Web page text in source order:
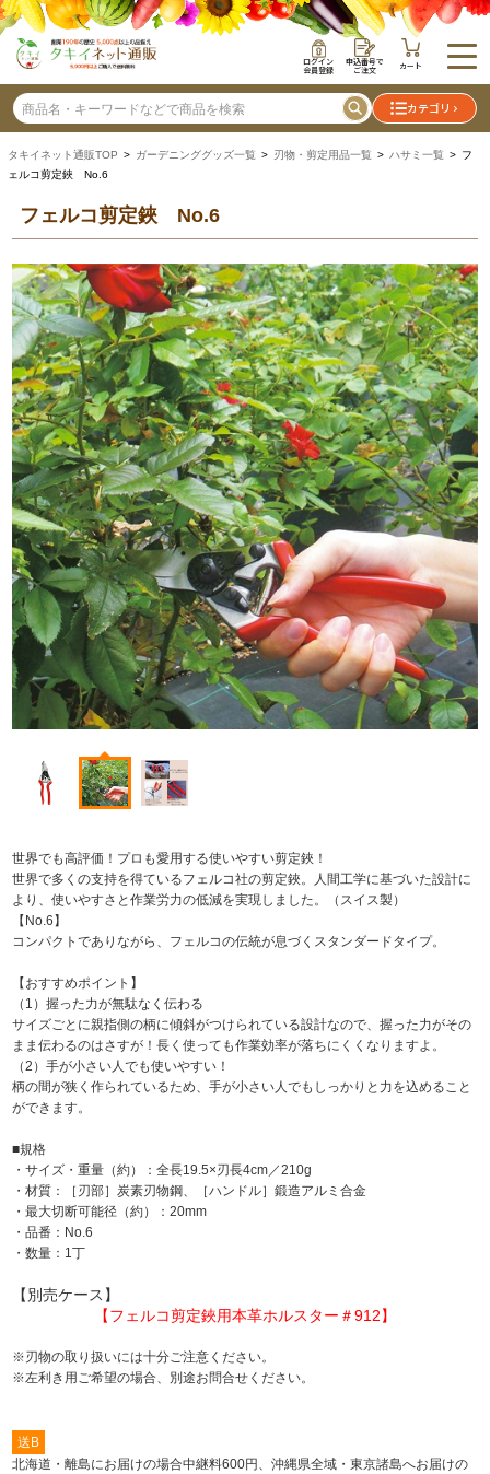
ログイン
会員登録
申込番号で
ご注文 カート
カテゴリ
タキイネット通販TOP > ガーデニンググッズ一覧 > 刃物・剪定用品一覧 > ハサミ一覧 > フ
ェルコ剪定鋏 No.6
フェルコ剪定鋏 No.6
世界でも高評価！プロも愛用する使いやすい剪定鋏！
世界で多くの支持を得ているフェルコ社の剪定鋏。人間工学に基づいた設計に
より、使いやすさと作業労力の低減を実現しました。（スイス製）
【No.6】
コンパクトでありながら、フェルコの伝統が息づくスタンダードタイプ。
【おすすめポイント】
（1）握った力が無駄なく伝わる
サイズごとに親指側の柄に傾斜がつけられている設計なので、握った力がその
まま伝わるのはさすが！長く使っても作業効率が落ちにくくなりますよ。
（2）手が小さい人でも使いやすい！
柄の間が狭く作られているため、手が小さい人でもしっかりと力を込めること
ができます。
■規格
・サイズ・重量（約）：全長19.5×刃長4cm／210g
・材質：［刃部］炭素刃物鋼、［ハンドル］鍛造アルミ合金
・最大切断可能径（約）：20mm
・品番：No.6
・数量：1丁
【別売ケース】
【フェルコ剪定鋏用本革ホルスター＃912】
※刃物の取り扱いには十分ご注意ください。
※左利き用ご希望の場合、別途お問合せください。
送B
北海道・離島にお届けの場合中継料600円、沖縄県全域・東京諸島へお届けの